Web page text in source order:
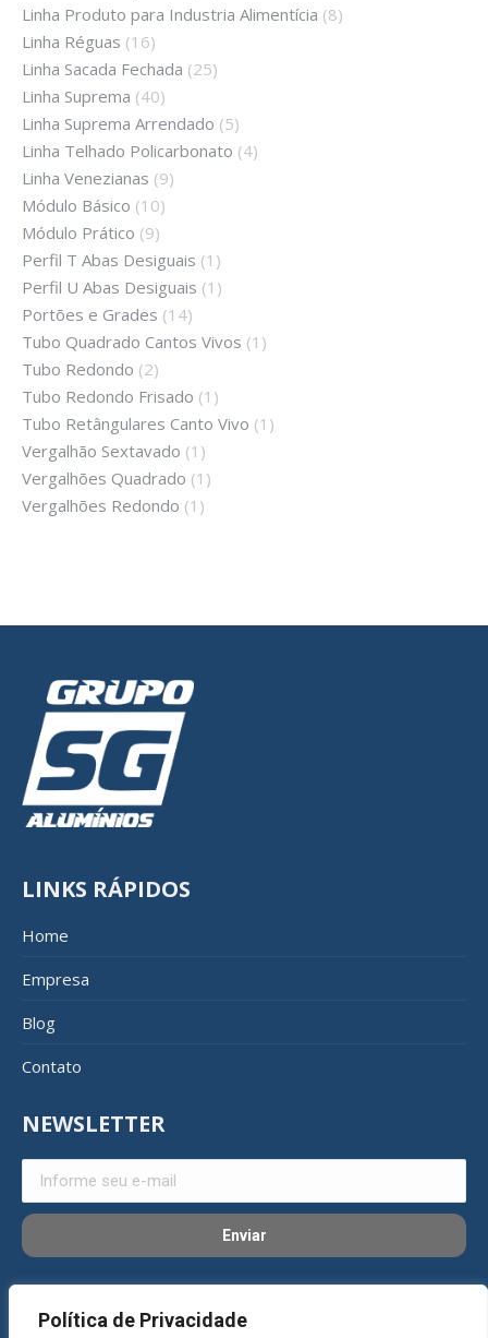
Política de Privacidade
Linha Produto para Industria Alimentícia (8)
Linha Réguas (16)
Linha Sacada Fechada (25)
Linha Suprema (40)
Linha Suprema Arrendado (5)
Linha Telhado Policarbonato (4)
Linha Venezianas (9)
Módulo Básico (10)
Módulo Prático (9)
Perfil T Abas Desiguais (1)
Perfil U Abas Desiguais (1)
Portões e Grades (14)
Tubo Quadrado Cantos Vivos (1)
Tubo Redondo (2)
Tubo Redondo Frisado (1)
Tubo Retângulares Canto Vivo (1)
Vergalhão Sextavado (1)
Vergalhões Quadrado (1)
Vergalhões Redondo (1)
LINKS RÁPIDOS
Home
Empresa
Blog
Contato
NEWSLETTER
REDES SOCIAIS